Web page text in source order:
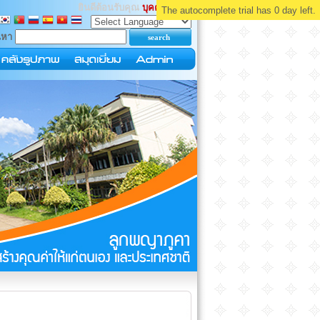
ยินดีต้อนรับคุณ บุคคลทั่วไป
า
The autocomplete trial has 0 day left.